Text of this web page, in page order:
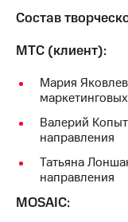
На главную
Состав
МТС (клиент):
Мария
Валерий
направления
Татьяна
направления
MOSAIC: